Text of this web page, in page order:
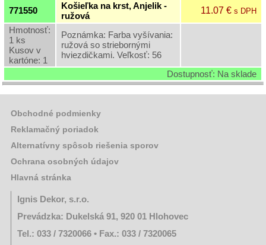
Podložky
pod
sviečky
Kvetinárske
-
bodce,
organzy,
celofány,
Flore
insekticídy,
pasce,
Zapaľovače
771550
Košieľka na krst, Anjelik -
ružová
11.07 €s DPH
Hmotnosť:
1 ks
Kusov v
kartóne: 1
Poznámka: Farba vyšívania:
ružová so striebornými
hviezdičkami. Veľkosť: 56
Dostupnosť: Na sklade
Obchodné podmienky
Reklamačný poriadok
Alternatívny spôsob riešenia sporov
Ochrana osobných údajov
Hlavná stránka
Ignis Dekor, s.r.o.
Prevádzka: Dukelská 91, 920 01 Hlohovec
Tel.: 033 / 7320066 • Fax.: 033 / 7320065